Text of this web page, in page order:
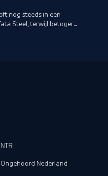
nog steeds in een
Steel, terwijl betogers
NTR
Ongehoord Nederland